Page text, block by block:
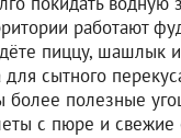
работают
пиццу, шашлык и
сытного
более полезные
с пюре и